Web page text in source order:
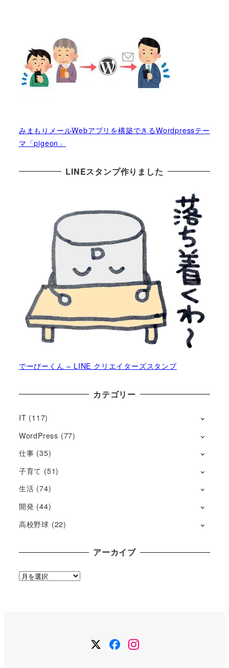
みまもりメールWebアプリを構築できるWordpressテー
マ「pigeon」
LINEスタンプ作りました
でーびーくん – LINE クリエイターズスタンプ
カテゴリー
IT (117)
WordPress (77)
仕事 (35)
子育て (51)
生活 (74)
開発 (44)
高校野球 (22)
アーカイブ
ア
Twitter
Facebook
Instagram